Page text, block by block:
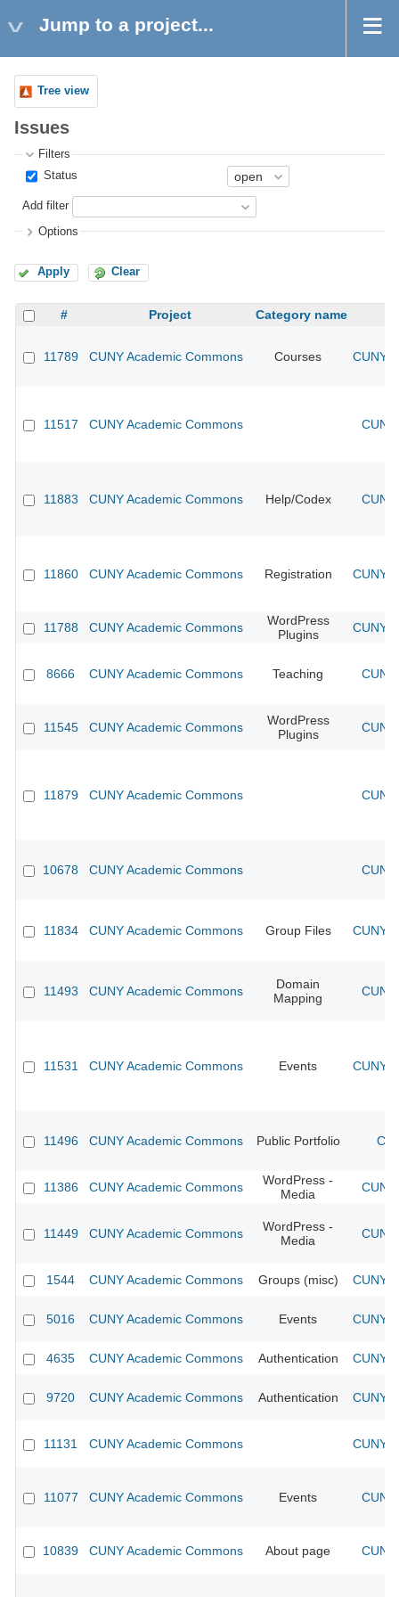
Jump to a project...
Tree view
Issues
Filters
Status
Add filter
Options
Apply Clear
# Project Category name
11789 CUNY Academic Commons Courses CUNY
11517 CUNY Academic Commons
11883 CUNY Academic Commons Help/Codex
11860 CUNY Academic Commons Registration CUNY
11788 CUNY Academic Commons
WordPress
Plugins
CUNY
8666 CUNY Academic Commons Teaching
11545 CUNY Academic Commons
WordPress
Plugins
11879 CUNY Academic Commons
10678 CUNY Academic Commons
11834 CUNY Academic Commons Group Files CUNY
11493 CUNY Academic Commons
Domain
Mapping
11531 CUNY Academic Commons Events CUNY
11496 CUNY Academic Commons Public Portfolio
11386 CUNY Academic Commons
WordPress -
Media
11449 CUNY Academic Commons
WordPress -
Media
1544 CUNY Academic Commons Groups (misc) CUNY
5016 CUNY Academic Commons Events CUNY
4635 CUNY Academic Commons Authentication CUNY
9720 CUNY Academic Commons Authentication CUNY
11131 CUNY Academic Commons CUNY
11077 CUNY Academic Commons Events
10839 CUNY Academic Commons About page